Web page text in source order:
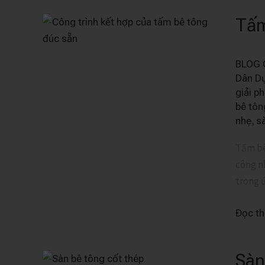
BLOG
Dân
giải
bê
nhẹ,
Tấm
đúc
sẵn
công
nghệ
minh
Đọc
Sàn